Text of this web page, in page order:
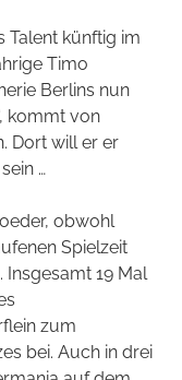
Talent künftig im
Timo
Berlins nun
kommt von
Dort will er er
…
obwohl
Spielzeit
Insgesamt 19 Mal
zum
bei. Auch in drei